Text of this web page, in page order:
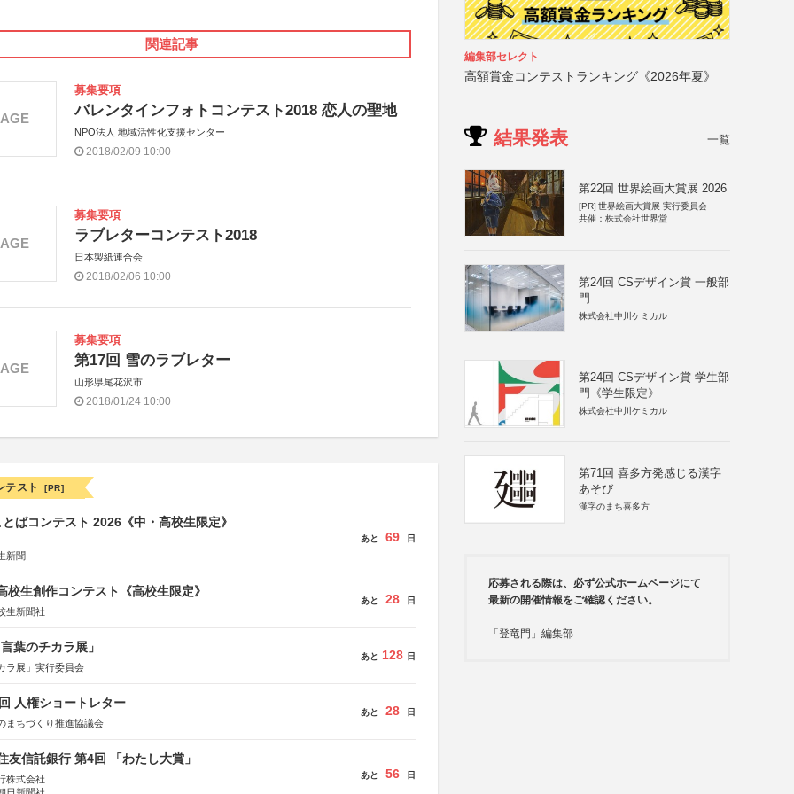
関連記事
募集要項
バレンタインフォトコンテスト2018 恋人の聖地
NPO法人 地域活性化支援センター
2018/02/09 10:00
募集要項
ラブレターコンテスト2018
日本製紙連合会
2018/02/06 10:00
募集要項
第17回 雪のラブレター
山形県尾花沢市
2018/01/24 10:00
テスト [PR]
ばコンテスト 2026《中・高校生限定》
新聞
あと 69 日
校生創作コンテスト《高校生限定》
生新聞社
あと 28 日
葉のチカラ展」
ラ展」実行委員会
あと 128 日
人権ショートレター
まちづくり推進協議会
あと 28 日
友信託銀行 第4回 「わたし大賞」
株式会社
あと 56 日
編集部セレクト
高額賞金コンテストランキング《2026年夏》
結果発表 一覧
第22回 世界絵画大賞展 2026
[PR] 世界絵画大賞展 実行委員会
共催：株式会社世界堂
第24回 CSデザイン賞 一般部
門
株式会社中川ケミカル
第24回 CSデザイン賞 学生部
門《学生限定》
株式会社中川ケミカル
第71回 喜多方発感じる漢字
あそび
漢字のまち喜多方
応募される際は、必ず公式ホームページにて
最新の開催情報をご確認ください。
「登竜門」編集部